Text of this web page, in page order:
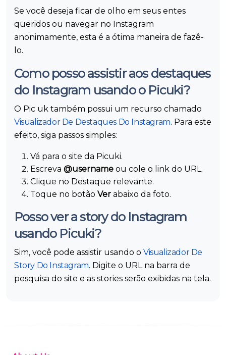
Se você deseja ficar de olho em seus entes
queridos ou navegar no Instagram
anonimamente, esta é a ótima maneira de fazê-
lo.
Como posso assistir aos destaques
do Instagram usando o Picuki?
O Pic uk também possui um recurso chamado
Visualizador De Destaques Do Instagram. Para este
efeito, siga passos simples:
Vá para o site da Picuki.
Escreva @username ou cole o link do URL.
Clique no Destaque relevante.
Toque no botão Ver abaixo da foto.
Posso ver a story do Instagram
usando Picuki?
Sim, você pode assistir usando o Visualizador De
Story Do Instagram. Digite o URL na barra de
pesquisa do site e as stories serão exibidas na tela.